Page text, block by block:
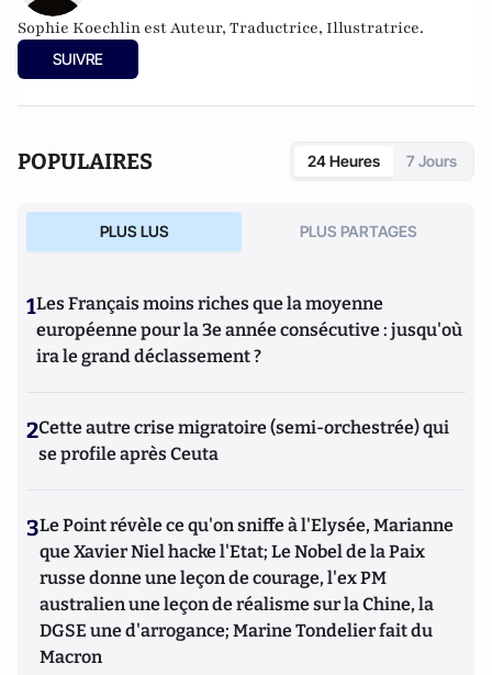
Sophie Koechlin est Auteur, Traductrice, Illustratrice.
SUIVRE
POPULAIRES 24 Heures 7 Jours
PLUS LUS PLUS PARTAGES
1Les Français moins riches que la moyenne
européenne pour la 3e année consécutive : jusqu'où
ira le grand déclassement ?
2Cette autre crise migratoire (semi-orchestrée) qui
se profile après Ceuta
3Le Point révèle ce qu'on sniffe à l'Elysée, Marianne
que Xavier Niel hacke l'Etat; Le Nobel de la Paix
russe donne une leçon de courage, l'ex PM
australien une leçon de réalisme sur la Chine, la
DGSE une d'arrogance; Marine Tondelier fait du
Macron